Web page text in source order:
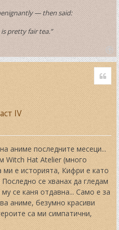
— then said:
pretty fair tea.”
T
o
p
IV
аниме последните месеци...
Witch Hat Atelier (много
ми е историята, Кифри е като
се хванах да гледам
се каня отдавна... Само е за
аниме, безумно красиви
са ми симпатични,